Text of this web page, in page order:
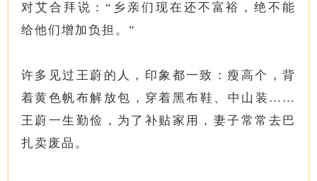
对艾合拜说：“乡亲们现在还不富裕，绝不能
给他们增加负担。”
许多见过王蔚的人，印象都一致：瘦高个，背
着黄色帆布解放包，穿着黑布鞋、中山装……
王蔚一生勤俭，为了补贴家用，妻子常常去巴
扎卖废品。